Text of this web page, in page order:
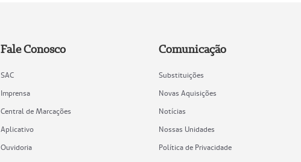
Fale Conosco
SAC
Imprensa
Central de Marcações
Aplicativo
Ouvidoria
Comunicação
Substituições
Novas Aquisições
Notícias
Nossas Unidades
Política de Privacidade